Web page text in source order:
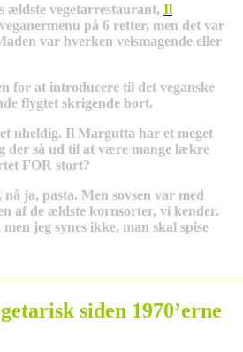
ældste vegetarrestaurant, Il
på 6 retter, men det var
var hverken velsmagende eller
for at introducere til det veganske
flygtet skrigende bort.
uheldig. Il Margutta har et meget
der så ud til at være mange lækre
FOR stort?
ja, pasta. Men sovsen var med
af de ældste kornsorter, vi kender.
jeg synes ikke, man skal spise
siden 1970’erne